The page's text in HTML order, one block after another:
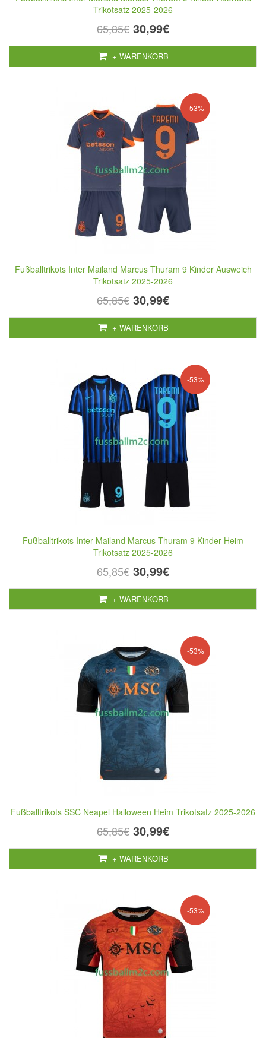
Trikotsatz 2025-2026
65,85€ 30,99€
+ WARENKORB
-53%
Fußballtrikots Inter Mailand Marcus Thuram 9 Kinder Ausweich
Trikotsatz 2025-2026
65,85€ 30,99€
+ WARENKORB
-53%
Fußballtrikots Inter Mailand Marcus Thuram 9 Kinder Heim
Trikotsatz 2025-2026
65,85€ 30,99€
+ WARENKORB
-53%
Fußballtrikots SSC Neapel Halloween Heim Trikotsatz 2025-2026
65,85€ 30,99€
+ WARENKORB
-53%